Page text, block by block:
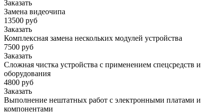
Заказать
Замена видеочипа
13500 руб
Заказать
Комплексная замена нескольких модулей устройства
7500 руб
Заказать
Сложная чистка устройства с применением спецсредств и
оборудования
4800 руб
Заказать
Выполнение нештатных работ с электронными платами и
компонентами